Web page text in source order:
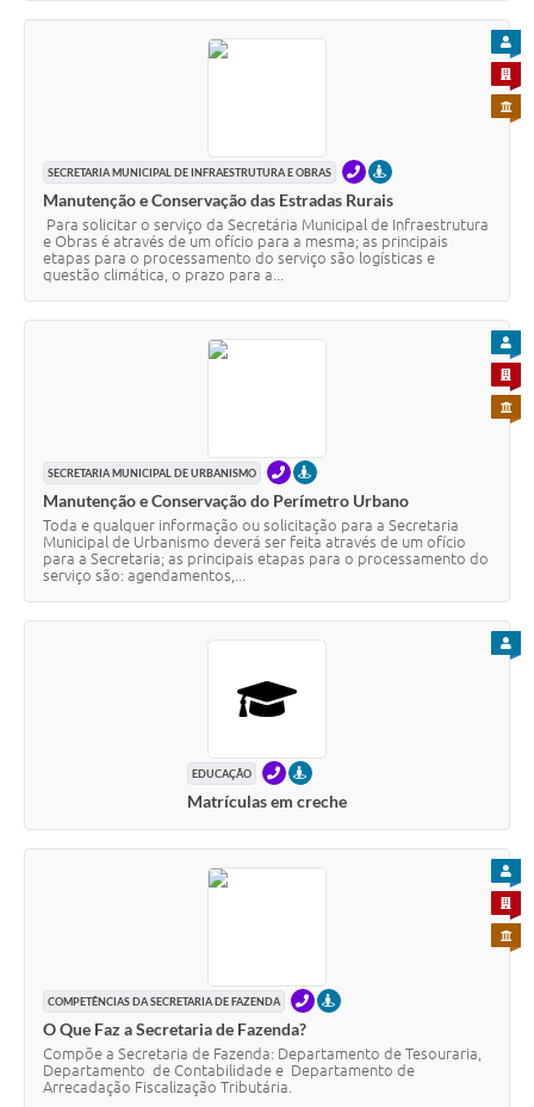
SECRETARIA MUNICIPAL DE INFRAESTRUTURA E OBRAS TELEFONEPRESENCIAL
Manutenção e Conservação das Estradas Rurais
Para solicitar o serviço da Secretária Municipal de Infraestrutura
e Obras é através de um ofício para a mesma; as principais
etapas para o processamento do serviço são logísticas e
questão climática, o prazo para a...
PARA
PARA
SECRETARIA MUNICIPAL DE URBANISMO TELEFONEPRESENCIAL
Manutenção e Conservação do Perímetro Urbano
Toda e qualquer informação ou solicitação para a Secretaria
Municipal de Urbanismo deverá ser feita através de um ofício
para a Secretaria; as principais etapas para o processamento do
serviço são: agendamentos,...
PARA
PARA
EDUCAÇÃO TELEFONEPRESENCIAL
Matrículas em creche
COMPETÊNCIAS DA SECRETARIA DE FAZENDA TELEFONEPRESENCIAL
O Que Faz a Secretaria de Fazenda?
Compõe a Secretaria de Fazenda: Departamento de Tesouraria,
Departamento de Contabilidade e Departamento de
Arrecadação Fiscalização Tributária.
PARA
PARA